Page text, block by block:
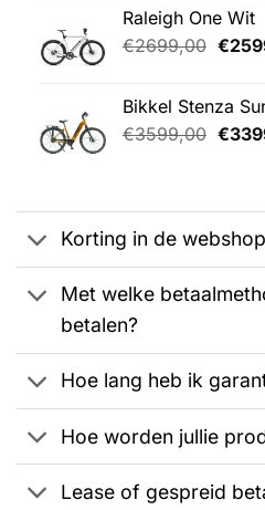
Raleigh One Wit
€2699,00 €
Bikkel Stenza
€3599,00 €
Korting in de
Met welke
betalen?
Hoe lang heb ik
Hoe worden jullie
Lease of gespreid